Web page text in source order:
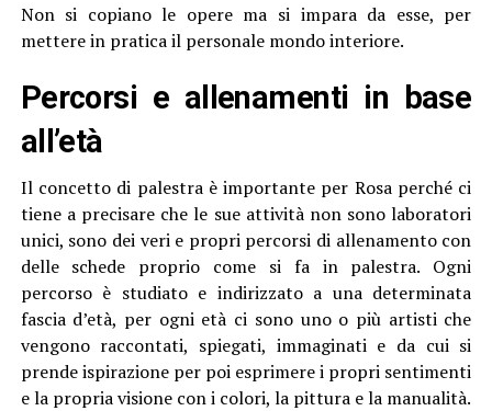
Non si copiano le opere ma si impara da esse, per
mettere in pratica il personale mondo interiore.
Percorsi e allenamenti in base
all’età
Il concetto di palestra è importante per Rosa perché ci
tiene a precisare che le sue attività non sono laboratori
unici, sono dei veri e propri percorsi di allenamento con
delle schede proprio come si fa in palestra. Ogni
percorso è studiato e indirizzato a una determinata
fascia d’età, per ogni età ci sono uno o più artisti che
vengono raccontati, spiegati, immaginati e da cui si
prende ispirazione per poi esprimere i propri sentimenti
e la propria visione con i colori, la pittura e la manualità.